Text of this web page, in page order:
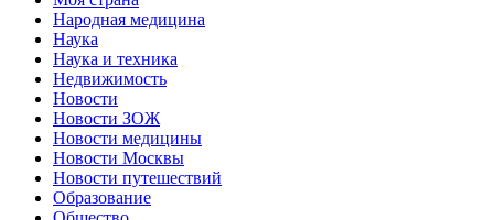
Народная медицина
Наука
Наука и техника
Недвижимость
Новости
Новости ЗОЖ
Новости медицины
Новости Москвы
Новости путешествий
Образование